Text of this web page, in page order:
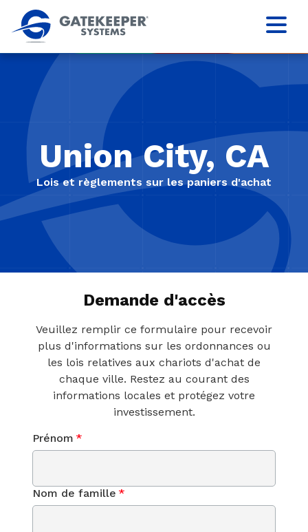
Union City, CA
Lois et règlements sur les paniers d'achat
Demande d'accès
Veuillez remplir ce formulaire pour recevoir
plus d'informations sur les ordonnances ou
les lois relatives aux chariots d'achat de
chaque ville. Restez au courant des
informations locales et protégez votre
investissement.
Prénom *
Nom de famille *